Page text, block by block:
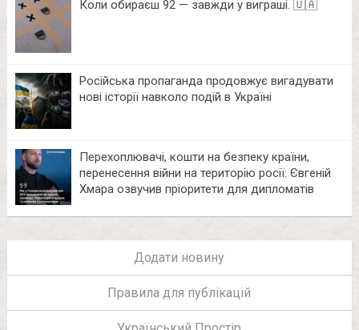
Коли обираєш 92 — завжди у виграші. 🇺🇦
Російська пропаганда продовжує вигадувати
нові історії навколо подій в Україні
Перехоплювачі, кошти на безпеку країни,
перенесення війни на територію росії: Євгеній
Хмара озвучив пріоритети для дипломатів
Додати новину
Правила для публікацій